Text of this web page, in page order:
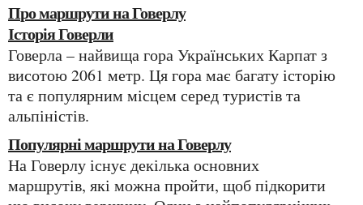
Про маршрути на Говерлу
Історія Говерли
Говерла – найвища гора Українських Карпат з
висотою 2061 метр. Ця гора має багату історію
та є популярним місцем серед туристів та
альпіністів.
Популярні маршрути на Говерлу
На Говерлу існує декілька основних
маршрутів, які можна пройти, щоб підкорити